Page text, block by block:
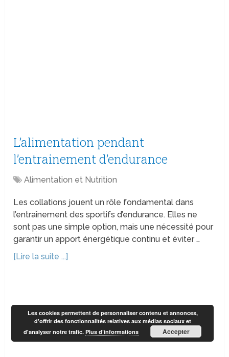
L’alimentation pendant
l’entrainement d’endurance
Alimentation et Nutrition
Les collations jouent un rôle fondamental dans
l’entraînement des sportifs d’endurance. Elles ne
sont pas une simple option, mais une nécessité pour
garantir un apport énergétique continu et éviter …
[Lire la suite ...]
Les cookies permettent de personnaliser contenu et annonces,
d'offrir des fonctionnalités relatives aux médias sociaux et
d'analyser notre trafic.Plus d’informations Accepter